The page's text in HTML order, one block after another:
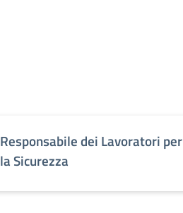
Responsabile dei Lavoratori per
la Sicurezza